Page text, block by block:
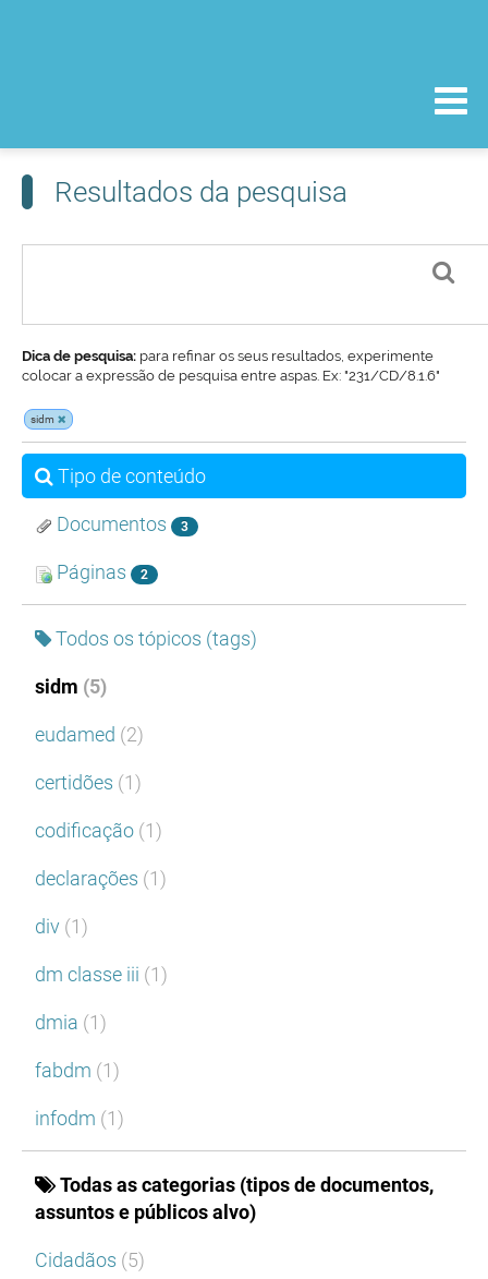
Resultados da pesquisa
Dica de pesquisa: para refinar os seus resultados, experimente
colocar a expressão de pesquisa entre aspas. Ex: "231/CD/8.1.6"
sidm
Tipo de conteúdo
Documentos 3
Páginas 2
Todos os tópicos (tags)
sidm (5)
eudamed (2)
certidões (1)
codificação (1)
declarações (1)
div (1)
dm classe iii (1)
dmia (1)
fabdm (1)
infodm (1)
Todas as categorias (tipos de documentos,
assuntos e públicos alvo)
Cidadãos (5)